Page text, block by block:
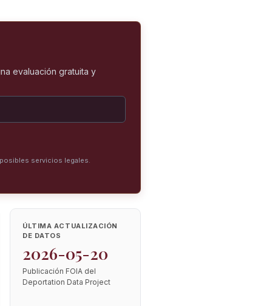
evaluación gratuita y
servicios legales.
ÚLTIMA ACTUALIZACIÓN
DE DATOS
2026-05-20
Publicación FOIA del
Deportation Data Project